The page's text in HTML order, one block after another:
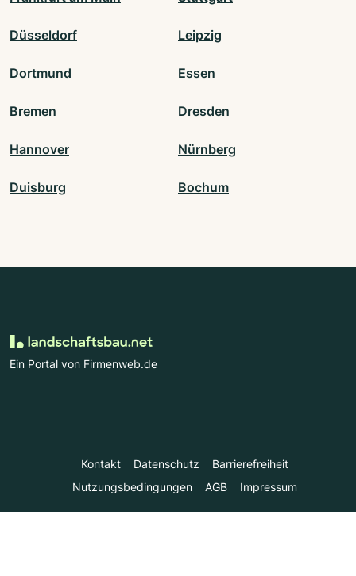
Düsseldorf Leipzig
Dortmund Essen
Bremen Dresden
Hannover Nürnberg
Duisburg Bochum
Ein Portal von Firmenweb.de
Kontakt Datenschutz
Barrierefreiheit
Nutzungsbedingungen
AGB Impressum